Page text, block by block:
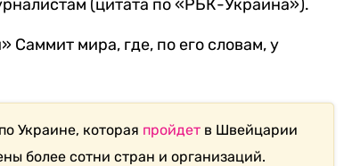
(цитата по «РБК-Украина»).
Саммит мира, где, по его словам, у
Украине, которая пройдет в Швейцарии
более сотни стран и организаций.